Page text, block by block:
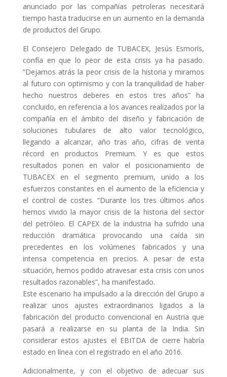
anunciado por las compañías petroleras necesitará
tiempo hasta traducirse en un aumento en la demanda
de productos del Grupo.
El Consejero Delegado de TUBACEX, Jesús Esmorís,
confía en que lo peor de esta crisis ya ha pasado.
“Dejamos atrás la peor crisis de la historia y miramos
al futuro con optimismo y con la tranquilidad de haber
hecho nuestros deberes en estos tres años” ha
concluido, en referencia a los avances realizados por la
compañía en el ámbito del diseño y fabricación de
soluciones tubulares de alto valor tecnológico,
llegando a alcanzar, año tras año, cifras de venta
récord en productos Premium. Y es que estos
resultados ponen en valor el posicionamiento de
TUBACEX en el segmento premium, unido a los
esfuerzos constantes en el aumento de la eficiencia y
el control de costes. “Durante los tres últimos años
hemos vivido la mayor crisis de la historia del sector
del petróleo. El CAPEX de la industria ha sufrido una
reducción dramática provocando una caída sin
precedentes en los volúmenes fabricados y una
intensa competencia en precios. A pesar de esta
situación, hemos podido atravesar esta crisis con unos
resultados razonables”, ha manifestado.
Este escenario ha impulsado a la dirección del Grupo a
realizar unos ajustes extraordinarios ligados a la
fabricación del producto convencional en Austria que
pasará a realizarse en su planta de la India. Sin
considerar estos ajustes el EBITDA de cierre habría
estado en línea con el registrado en el año 2016.
Adicionalmente, y con el objetivo de adecuar sus